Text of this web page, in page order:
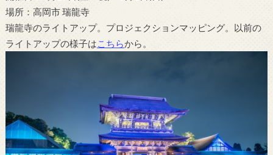
場所：高岡市 瑞龍寺
瑞龍寺のライトアップ。プロジェクションマッピング。以前の
ライトアップの様子はこちらから。